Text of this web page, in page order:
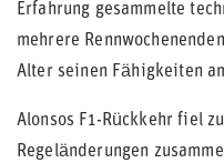
Erfahrung gesammelte
mehrere
Alter seinen Fähigkeiten
Alonsos F1-Rückkehr fiel
Regeländerungen